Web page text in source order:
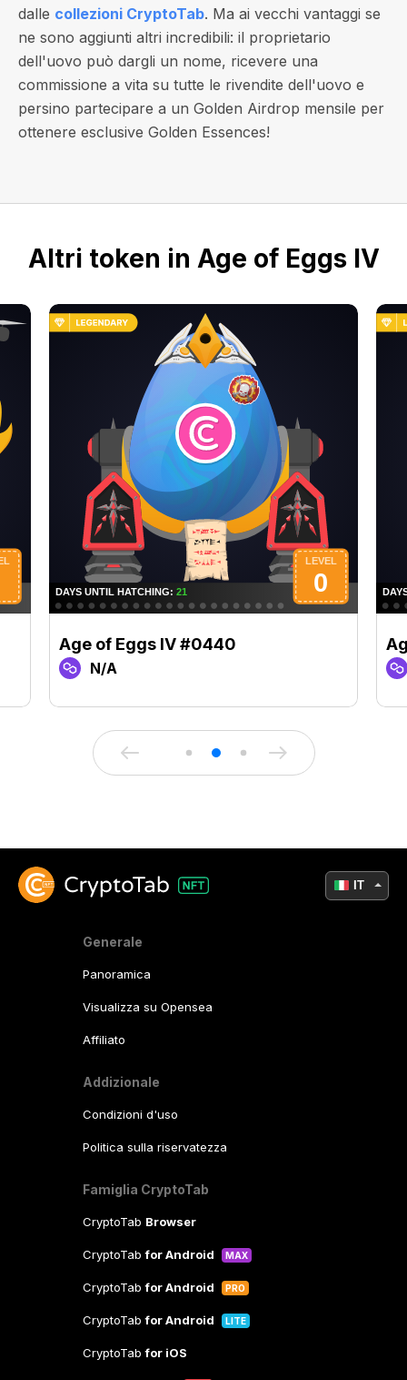
dalle collezioni CryptoTab. Ma ai vecchi vantaggi se
ne sono aggiunti altri incredibili: il proprietario
dell'uovo può dargli un nome, ricevere una
commissione a vita su tutte le rivendite dell'uovo e
persino partecipare a un Golden Airdrop mensile per
ottenere esclusive Golden Essences!
Altri token in Age of Eggs IV
Age of Eggs IV #0440
N/A
Generale
Panoramica
Visualizza su Opensea
Affiliato
Addizionale
Condizioni d'uso
Politica sulla riservatezza
Famiglia CryptoTab
CryptoTab Browser
CryptoTabfor Android MAX
CryptoTabfor Android PRO
CryptoTabfor Android LITE
CryptoTabfor iOS
IT